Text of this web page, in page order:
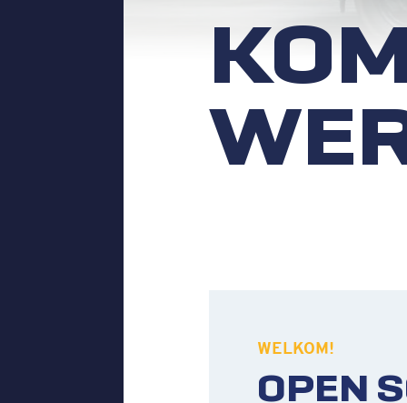
WELKOM!
OPEN